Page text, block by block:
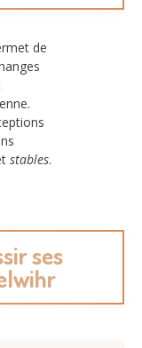
de
stables.
ses